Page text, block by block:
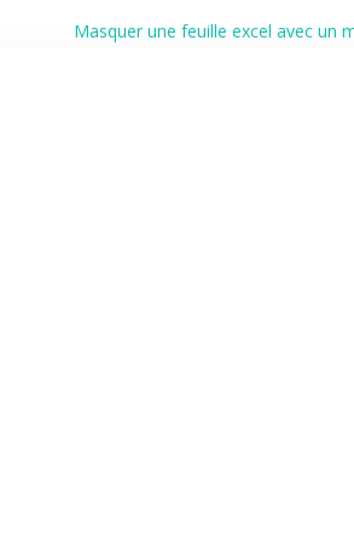
Masquer une feuille excel avec un